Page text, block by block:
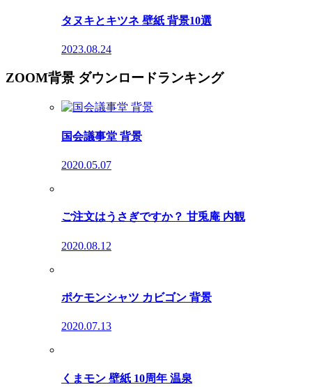
タヌキとキツネ 壁紙 背景10選
2023.08.24
ZOOM背景 ダウンロードランキング
国会議事堂 背景
2020.05.07
ご注文はうさぎですか？ 甘兎庵 内観
2020.08.12
ポケモンシャツ カビゴン 背景
2020.07.13
くまモン 壁紙 10周年 温泉